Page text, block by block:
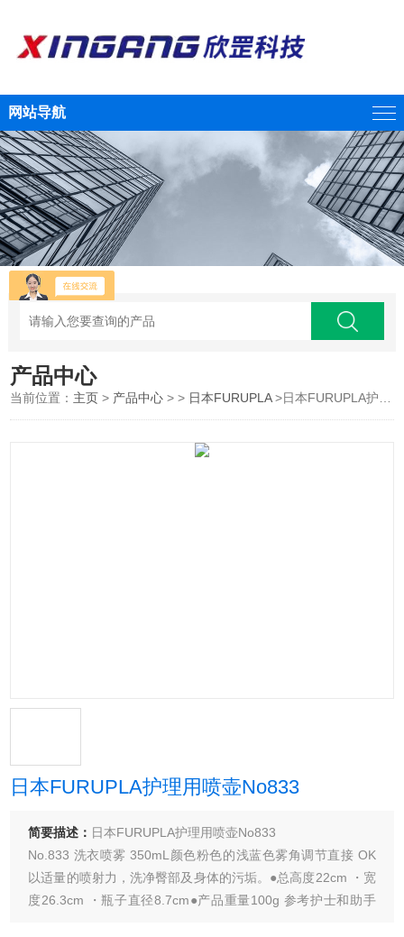
网站导航
产品中心
当前位置： 主页 > 产品中心 > > 日本FURUPLA>日本FURUPLA护理用喷壶No833
日本FURUPLA护理用喷壶No833
简要描述： 日本FURUPLA护理用喷壶No833
No.833 洗衣喷雾 350mL颜色粉色的浅蓝色雾角调节直接 OK
以适量的喷射力，洗净臀部及身体的污垢。●总高度22cm ・宽
度26.3cm ・瓶子直径8.7cm●产品重量100g 参考护士和助手